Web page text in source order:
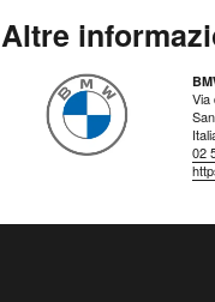
Altre
Via
02